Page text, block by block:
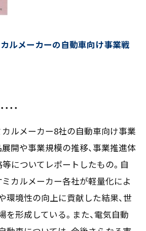
ティングリサーチ株式会社
町2-4-2 なにわ筋SIAビル［Map］
06-6538-5358（代表）
Mail form
06-6538-5358
ルメーカーの自動車向け事業戦
・・
カルメーカー8社の自動車向け事業
展開や事業規模の推移、事業推進体
等についてレポートしたもの。自
ミカルメーカー各社が軽量化によ
環境性の向上に貢献した結果、世
を形成している。また、電気自動